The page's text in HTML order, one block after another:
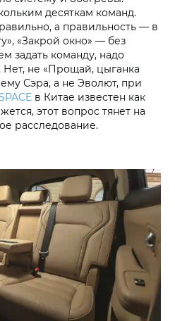
десяткам команд.
а правильность — в
«Закрой окно» — без
задать команду, надо
Нет, не «Прощай, цыганка
Сэра, а не Эволют, при
в Китае известен как
этот вопрос тянет на
расследование.